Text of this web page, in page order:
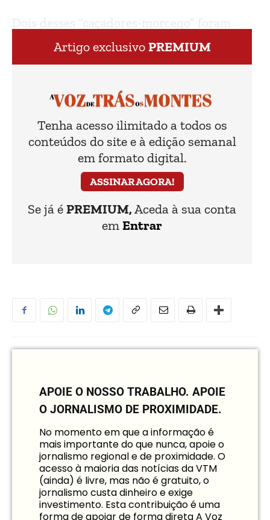
Dois desses “caçadores-morcego” foram
detidos, em Sabroso (Vila Real), em Peso da
Artigo exclusivoPREMIUM
Tenha acesso ilimitado a todos os
conteúdos do site e à edição semanal
em formato digital.
ASSINAR AGORA!
Se já éPREMIUM,Aceda à sua conta
emEntrar
APOIE O NOSSO TRABALHO. APOIE
O JORNALISMO DE PROXIMIDADE.
No momento em que a informação é
mais importante do que nunca, apoie o
jornalismo regional e de proximidade. O
acesso à maioria das notícias da VTM
(ainda) é livre, mas não é gratuito, o
jornalismo custa dinheiro e exige
investimento. Esta contribuição é uma
forma de apoiar de forma direta A Voz